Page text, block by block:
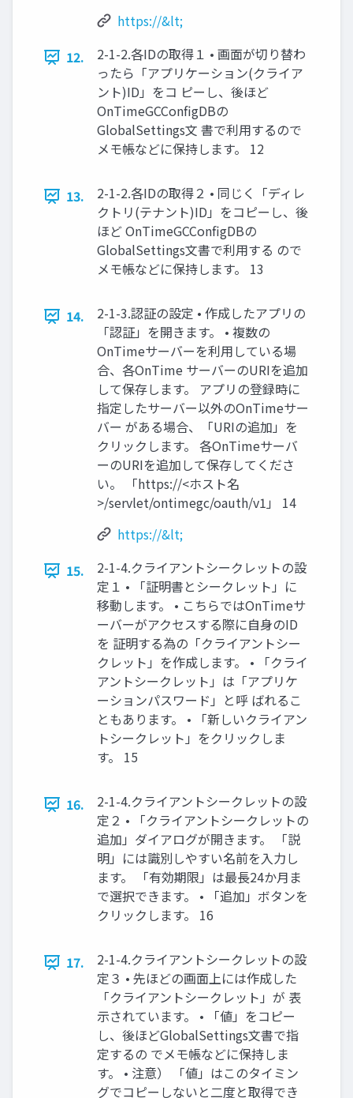
https://&lt;
12.
2-1-2.各IDの取得１ • 画面が切り替わ
ったら「アプリケーション(クライア
ント)ID」をコ ピーし、後ほど
OnTimeGCConfigDBの
GlobalSettings文 書で利用するので
メモ帳などに保持します。 12
13.
2-1-2.各IDの取得２ • 同じく「ディレ
クトリ(テナント)ID」をコピーし、後
ほど OnTimeGCConfigDBの
GlobalSettings文書で利用する ので
メモ帳などに保持します。 13
14.
2-1-3.認証の設定 • 作成したアプリの
「認証」を開きます。 • 複数の
OnTimeサーバーを利用している場
合、各OnTime サーバーのURIを追加
して保存します。 アプリの登録時に
指定したサーバー以外のOnTimeサー
バー がある場合、「URIの追加」を
クリックします。 各OnTimeサーバ
ーのURIを追加して保存してくださ
い。 「https://<ホスト名
>/servlet/ontimegc/oauth/v1」 14
https://&lt;
15.
2-1-4.クライアントシークレットの設
定１ • 「証明書とシークレット」に
移動します。 • こちらではOnTimeサ
ーバーがアクセスする際に自身のID
を 証明する為の「クライアントシー
クレット」を作成します。 • 「クライ
アントシークレット」は「アプリケ
ーションパスワード」と呼 ばれるこ
ともあります。 • 「新しいクライアン
トシークレット」をクリックしま
す。 15
16.
2-1-4.クライアントシークレットの設
定２ • 「クライアントシークレットの
追加」ダイアログが開きます。 「説
明」には識別しやすい名前を入力し
ます。 「有効期限」は最長24か月ま
で選択できます。 • 「追加」ボタンを
クリックします。 16
17.
2-1-4.クライアントシークレットの設
定３ • 先ほどの画面上には作成した
「クライアントシークレット」が 表
示されています。 • 「値」をコピー
し、後ほどGlobalSettings文書で指
定するの でメモ帳などに保持しま
す。 • 注意） 「値」はこのタイミン
グでコピーしないと二度と取得でき